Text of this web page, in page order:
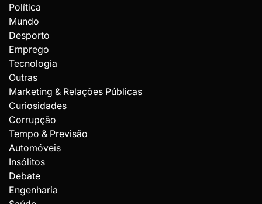
Política
Mundo
Desporto
Emprego
Tecnologia
Outras
Marketing & Relações Públicas
Curiosidades
Corrupção
Tempo & Previsão
Automóveis
Insólitos
Debate
Engenharia